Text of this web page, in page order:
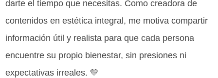
darte el tiempo que necesitas. Como creadora de
contenidos en estética integral, me motiva compartir
información útil y realista para que cada persona
encuentre su propio bienestar, sin presiones ni
expectativas irreales. 💛